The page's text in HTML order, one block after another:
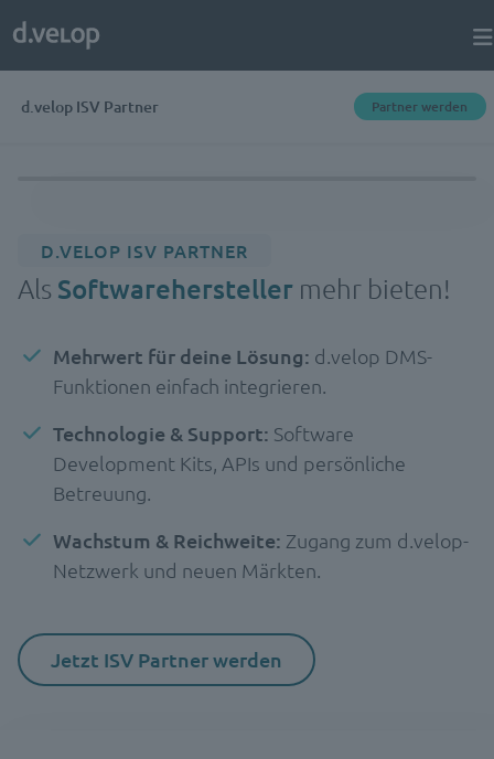
d.velop ISV Partner Partner werden
D.VELOP ISV PARTNER
Als Softwarehersteller mehr bieten!
Mehrwert für deine Lösung: d.velop DMS-
Funktionen einfach integrieren.
Technologie & Support: Software
Development Kits, APIs und persönliche
Betreuung.
Wachstum & Reichweite: Zugang zum d.velop-
Netzwerk und neuen Märkten.
Jetzt ISV Partner werden